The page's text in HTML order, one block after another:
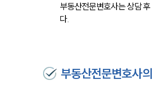
부동산전문변호사는 상담
다.
부동산전문변호사